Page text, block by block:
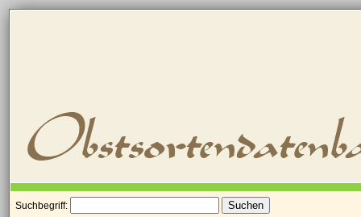
Suchbegriff: